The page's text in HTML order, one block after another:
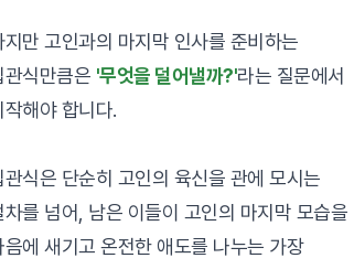
지만 고인과의 마지막 인사를 준비하는
관식만큼은 '무엇을 덜어낼까?'라는 질문에서
작해야 합니다.
관식은 단순히 고인의 육신을 관에 모시는
차를 넘어, 남은 이들이 고인의 마지막 모습을
음에 새기고 온전한 애도를 나누는 가장